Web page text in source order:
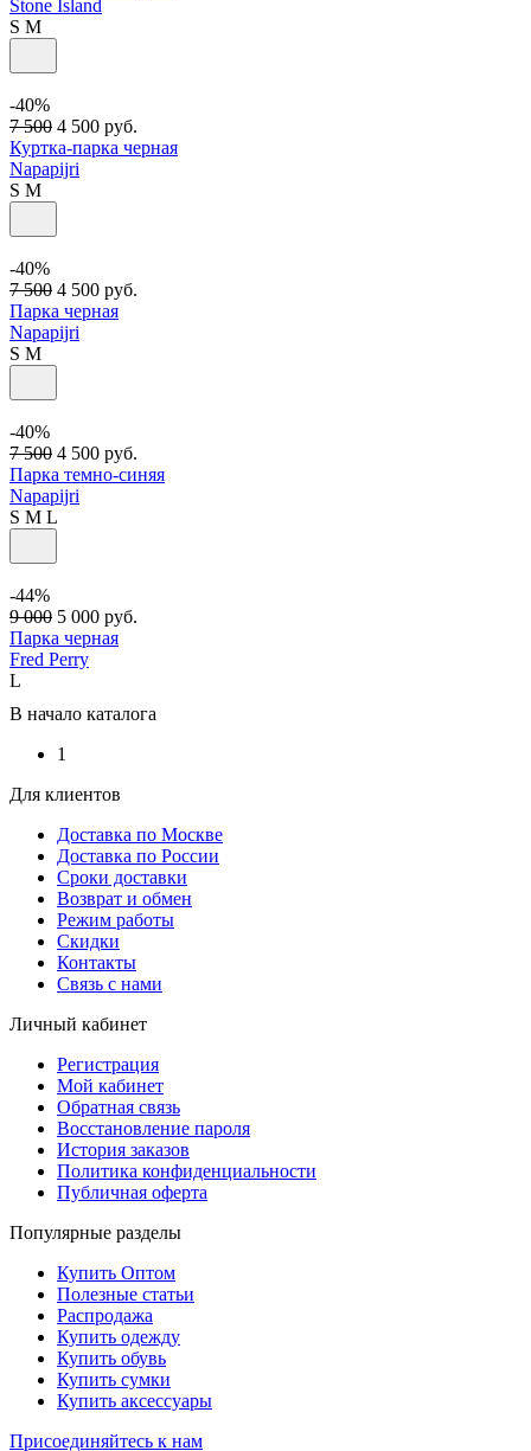
Stone Island
S M
-40%
7 500 4 500 руб.
Куртка-парка черная
Napapijri
S M
-40%
7 500 4 500 руб.
Парка черная
Napapijri
S M
-40%
7 500 4 500 руб.
Парка темно-синяя
Napapijri
S M L
-44%
9 000 5 000 руб.
Парка черная
Fred Perry
L
В начало каталога
1
Для клиентов
Доставка по Москве
Доставка по России
Сроки доставки
Возврат и обмен
Режим работы
Скидки
Контакты
Связь с нами
Личный кабинет
Регистрация
Мой кабинет
Обратная связь
Восстановление пароля
История заказов
Политика конфиденциальности
Публичная оферта
Популярные разделы
Купить Оптом
Полезные статьи
Распродажа
Купить одежду
Купить обувь
Купить сумки
Купить аксессуары
Присоединяйтесь к нам